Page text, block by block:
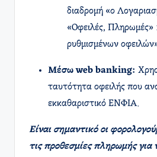
διαδρομή «ο
«Οφειλές,
ρυθμισμένων
Μέσω web banking:
ταυτότητα οφειλής που
εκκαθαριστικό ΕΝΦΙΑ.​
Είναι σημαντικό οι
τις προθεσμίες πληρωμής για